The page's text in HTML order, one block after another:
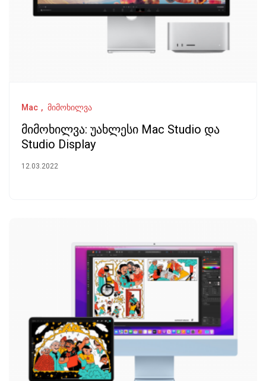
Mac მიმოხილვა
მიმოხილვა: უახლესი Mac Studio და
Studio Display
12.03.2022